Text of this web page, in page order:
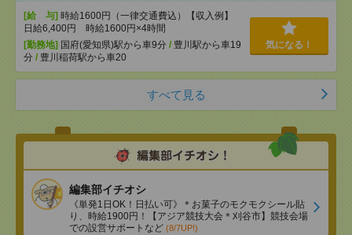
[給 与] 時給1600円（一律交通費込）【収入例】
日給6,400円 時給1600円×4時間
[勤務地] 国府(愛知県)駅から車9分 / 豊川駅から車19
分 / 豊川稲荷駅から車20
気になる！
すべて見る
編集部イチオシ
《単発1日OK！日払い可》＊お菓子のモクモクシール貼
り、時給1900円！【アジア競技大会＊刈谷市】競技会場
での設営サポートなど (8/7UP!)